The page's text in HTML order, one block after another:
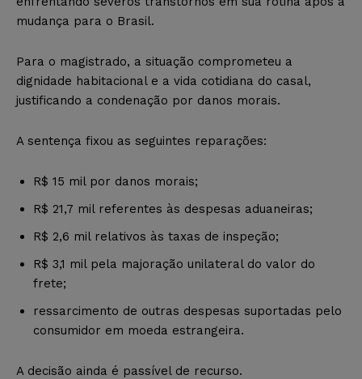
mudança para o Brasil.
Para o magistrado, a situação comprometeu a
dignidade habitacional e a vida cotidiana do casal,
justificando a condenação por danos morais.
A sentença fixou as seguintes reparações:
R$ 15 mil por danos morais;
R$ 21,7 mil referentes às despesas aduaneiras;
R$ 2,6 mil relativos às taxas de inspeção;
R$ 3,1 mil pela majoração unilateral do valor do
frete;
ressarcimento de outras despesas suportadas pelo
consumidor em moeda estrangeira.
A decisão ainda é passível de recurso.